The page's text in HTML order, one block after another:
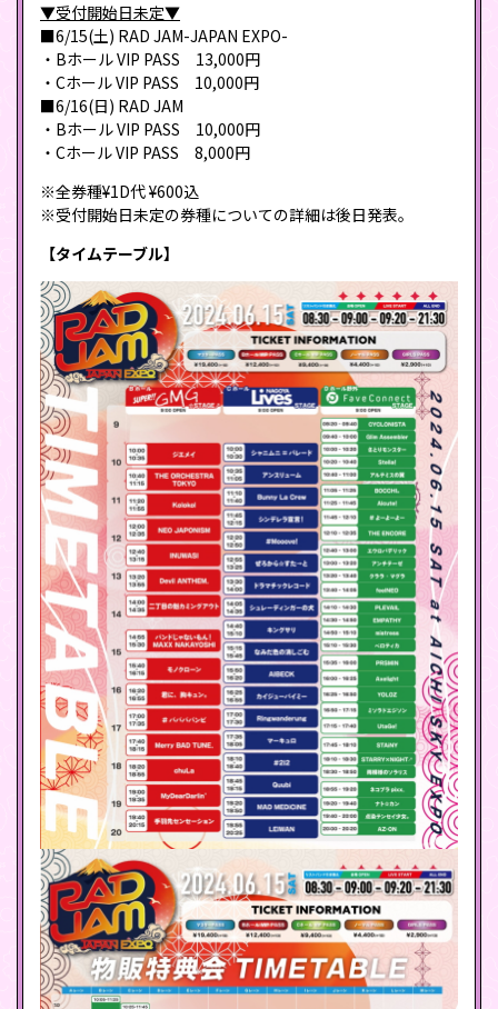
▼受付開始日未定▼
■6/15(土) RAD JAM-JAPAN EXPO-
・Bホール VIP PASS 13,000円
・Cホール VIP PASS 10,000円
■6/16(日) RAD JAM
・Bホール VIP PASS 10,000円
・Cホール VIP PASS 8,000円
※全券種¥1D代 ¥600込
※受付開始日未定の券種についての詳細は後日発表。
【タイムテーブル】